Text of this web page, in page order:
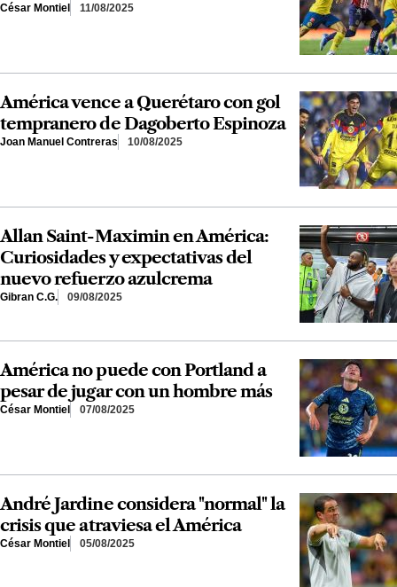
César Montiel 11/08/2025
América vence a Querétaro con gol
tempranero de Dagoberto Espinoza
Joan Manuel Contreras 10/08/2025
Allan Saint-Maximin en América:
Curiosidades y expectativas del
nuevo refuerzo azulcrema
Gibran C.G. 09/08/2025
América no puede con Portland a
pesar de jugar con un hombre más
César Montiel 07/08/2025
André Jardine considera "normal" la
crisis que atraviesa el América
César Montiel 05/08/2025